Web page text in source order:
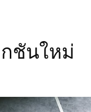
กชันใหม่